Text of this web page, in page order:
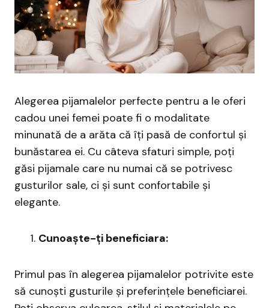
Alegerea pijamalelor perfecte pentru a le oferi
cadou unei femei poate fi o modalitate
minunată de a arăta că îți pasă de confortul și
bunăstarea ei. Cu câteva sfaturi simple, poți
găsi pijamale care nu numai că se potrivesc
gusturilor sale, ci și sunt confortabile și
elegante.
Cunoaște-ți beneficiara:
Primul pas în alegerea pijamalelor potrivite este
să cunoști gusturile și preferințele beneficiarei.